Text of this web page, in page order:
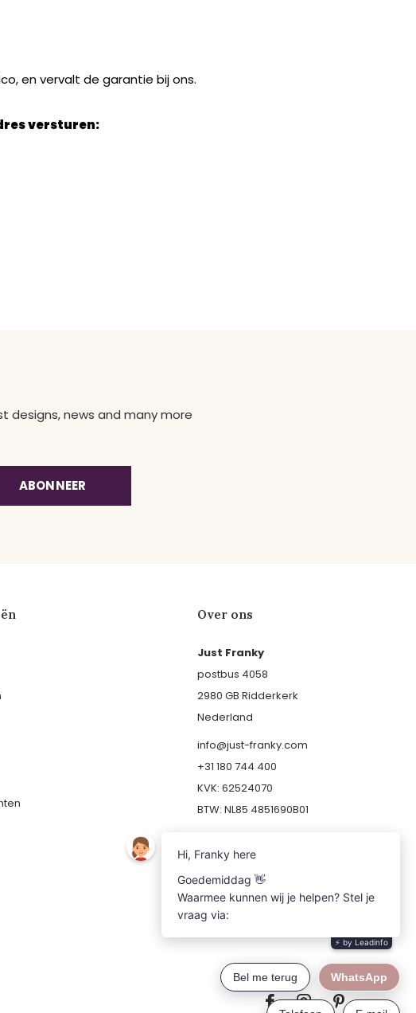
en vervalt de garantie bij ons.
versturen:
designs, news and many more
ABONNEER
Over ons
Just Franky
postbus 4058
2980 GB Ridderkerk
Nederland
info@just-franky.com
+31 180 744 400
KVK: 62524070
BTW: NL85 4851690B01